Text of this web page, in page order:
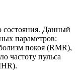
состояния. Данный
параметров:
покоя (RMR),
частоту пульса